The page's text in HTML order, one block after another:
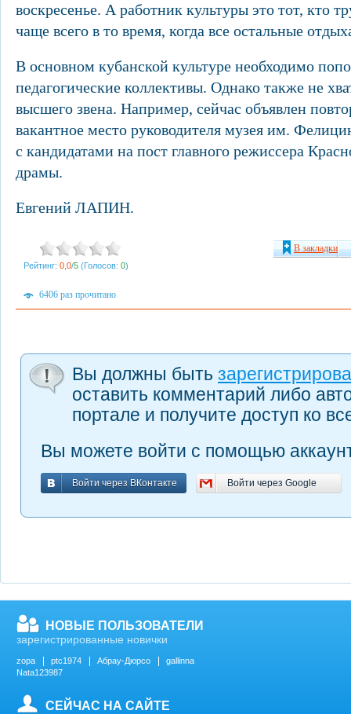
воскресенье. А работник культуры это тот, кто
чаще всего в то время, когда все остальные
В основном кубанской культуре необходимо
педагогические коллективы. Однако также не
высшего звена. Например, сейчас объявлен
вакантное место руководителя музея им.
с кандидатами на пост главного режиссера
драмы.
Евгений ЛАПИН.
Рейтинг: 0,0/5 (Голосов: 0)
В закладки
6406 раз прочитано
Вы должны быть
оставить комментарий либо
портале и получите доступ ко
Вы можете войти с помощью
Войти через ВКонтакте
Войти через ВКонтакте Войти через Google
Войти через Google
НОВЫЕ ПОЛЬЗОВАТЕЛИ
зарегистрированные новички
zopa ptc1974 Абрау-Дюрсо
gallinna
Nata123987
СЕЙЧАС НА САЙТЕ